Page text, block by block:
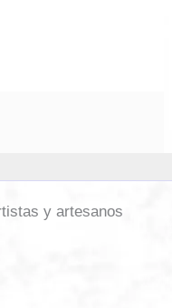
y artesanos